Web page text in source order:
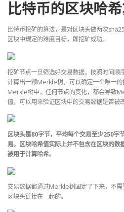
比特币的区块哈
比特币挖矿的算法，是对区块头做两次
区块中规定的难度目标，即挖矿成功。
挖矿节点一旦筛选好交易数据，按照时间顺
计算出一颗Merkle树，可以确定一个唯一
Merkle树中，任何节点的变化，都会导致
值，可以用来验证区块中的交易数据是否被
区块头是80字节，平均每个交易至少250字
易。区块哈希值实际上并不包含在区块的数
被用于计算哈希。
交易数据都通过Merkle树固定了下来，不
区块头链接在一起的。